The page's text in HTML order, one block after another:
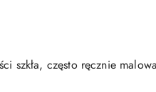
szkła, często ręcznie